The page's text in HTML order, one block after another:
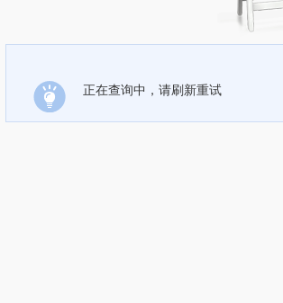
正在查询中，请刷新重试